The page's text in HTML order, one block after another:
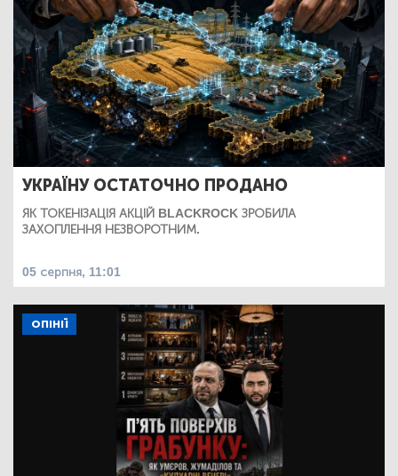
УКРАЇНУ ОСТАТОЧНО ПРОДАНО
ЯК ТОКЕНІЗАЦІЯ АКЦІЙ BLACKROCK ЗРОБИЛА
ЗАХОПЛЕННЯ НЕЗВОРОТНИМ.
05 серпня, 11:01
ОПІНІЇ